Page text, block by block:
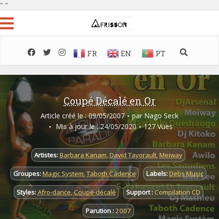
" "
FR EN PT
Coupé Décalé en Or
Article créé le : 09/05/2007 par Nago Seck
Mis à jour le : 24/05/2020
127 Vues
Artistes:Barbara Kanam,David Tayorault,Meiway
Groupes:Magic System,Taboth Cadence Labels:Debs Music
Styles:Afro-dance,Coupé-décalé Support :Compilation CD
Parution :2007